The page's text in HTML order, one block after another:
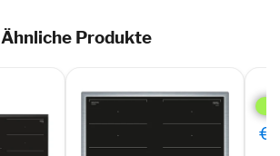
Ähnliche Produkte
90